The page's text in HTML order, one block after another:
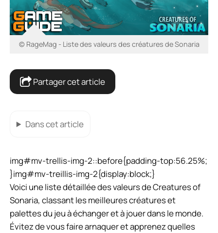
© RageMag - Liste des valeurs des créatures de Sonaria
Partager cet article
Dans cet article
img#mv-trellis-img-2::before{padding-top:56.25%;
}img#mv-treillis-img-2{display:block;}
Voici une liste détaillée des valeurs de Creatures of
Sonaria, classant les meilleures créatures et
palettes du jeu à échanger et à jouer dans le monde.
Évitez de vous faire arnaquer et apprenez quelles